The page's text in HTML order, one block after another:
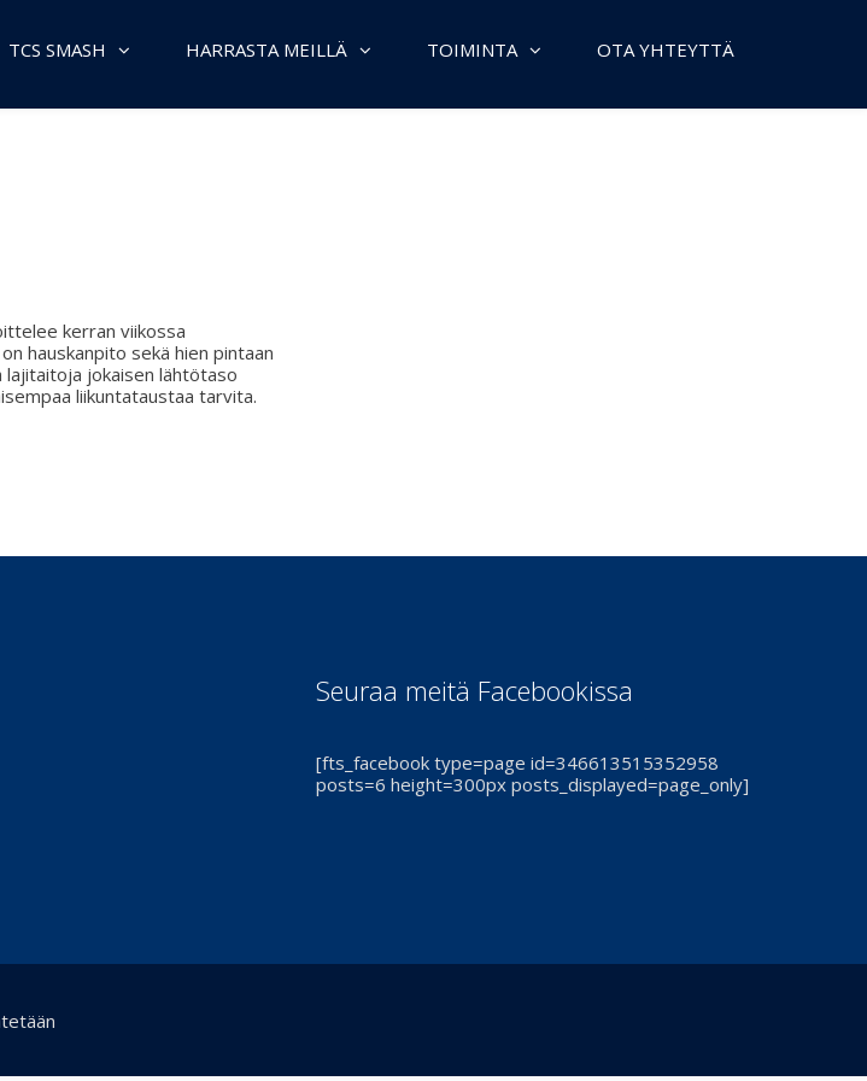
TCS SMASH HARRASTA MEILLÄ TOIMINTA OTA YHTEYTTÄ
kerran viikossa
hauskanpito sekä hien pintaan
jokaisen lähtötaso
liikuntataustaa tarvita.
Seuraa meitä Facebookissa
[fts_facebook type=page id=346613515352958
posts=6 height=300px posts_displayed=page_only]